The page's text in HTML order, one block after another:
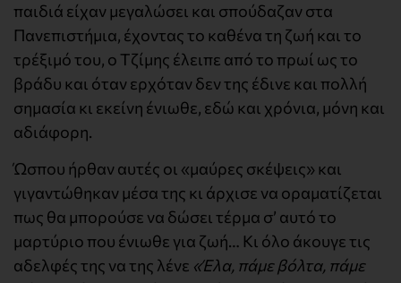
παιδιά είχαν μεγαλώσει και σπούδαζαν στα
Πανεπιστήμια, έχοντας το καθένα τη ζωή και το
τρέξιμό του, ο Τζίμης έλειπε από το πρωί ως το
βράδυ και όταν ερχόταν δεν της έδινε και πολλή
σημασία κι εκείνη ένιωθε, εδώ και χρόνια, μόνη και
αδιάφορη.
Ώσπου ήρθαν αυτές οι «μαύρες σκέψεις» και
γιγαντώθηκαν μέσα της κι άρχισε να οραματίζεται
πως θα μπορούσε να δώσει τέρμα σ’ αυτό το
μαρτύριο που ένιωθε για ζωή… Κι όλο άκουγε τις
αδελφές της να της λένε «Έλα, πάμε βόλτα, πάμε